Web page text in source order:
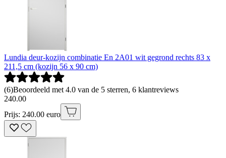
Lundia deur-kozijn combinatie En 2A01 wit gegrond rechts 83 x
211,5 cm (kozijn 56 x 90 cm)
(6)Beoordeeld met 4.0 van de 5 sterren, 6 klantreviews
240.00
Prijs: 240.00 euro